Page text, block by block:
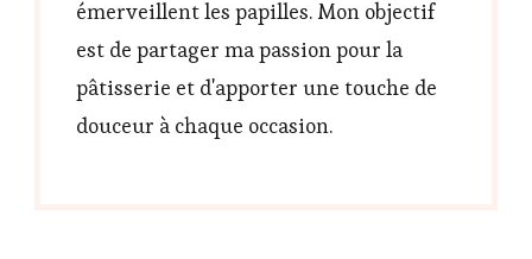
émerveillent les papilles. Mon objectif
est de partager ma passion pour la
pâtisserie et d'apporter une touche de
douceur à chaque occasion.